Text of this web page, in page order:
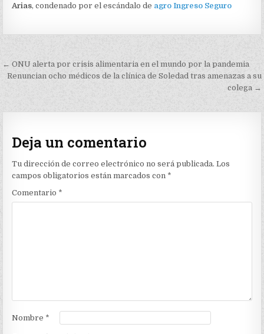
Arias, condenado por el escándalo de agro Ingreso Seguro
Navegación
de
← ONU alerta por crisis alimentaria en el mundo por la pandemia
Renuncian ocho médicos de la clínica de Soledad tras amenazas a su
colega →
Deja un comentario
Tu dirección de correo electrónico no será publicada. Los
campos obligatorios están marcados con *
Comentario *
Nombre *